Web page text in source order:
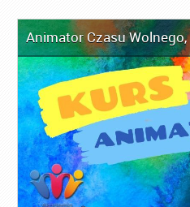
Animator Czasu Wolnego,